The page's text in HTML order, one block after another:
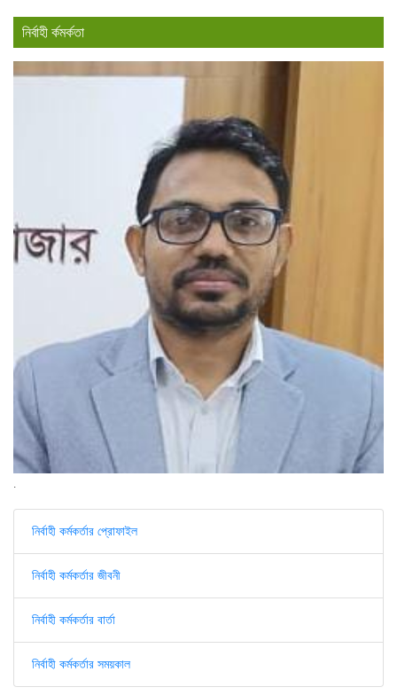
নির্বাহী র্কমর্কতা
নির্বাহী কর্মকর্তার প্রোফাইল
নির্বাহী কর্মকর্তার জীবনী
নির্বাহী কর্মকর্তার বার্তা
নির্বাহী কর্মকর্তার সময়কাল